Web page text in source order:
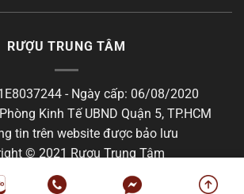
RƯỢU TRUNG TÂM
- Ngày cấp: 06/08/2020
Kinh Tế UBND Quận 5, TP.HCM
tin trên website được bảo lưu
© 2021 Rượu Trung Tâm